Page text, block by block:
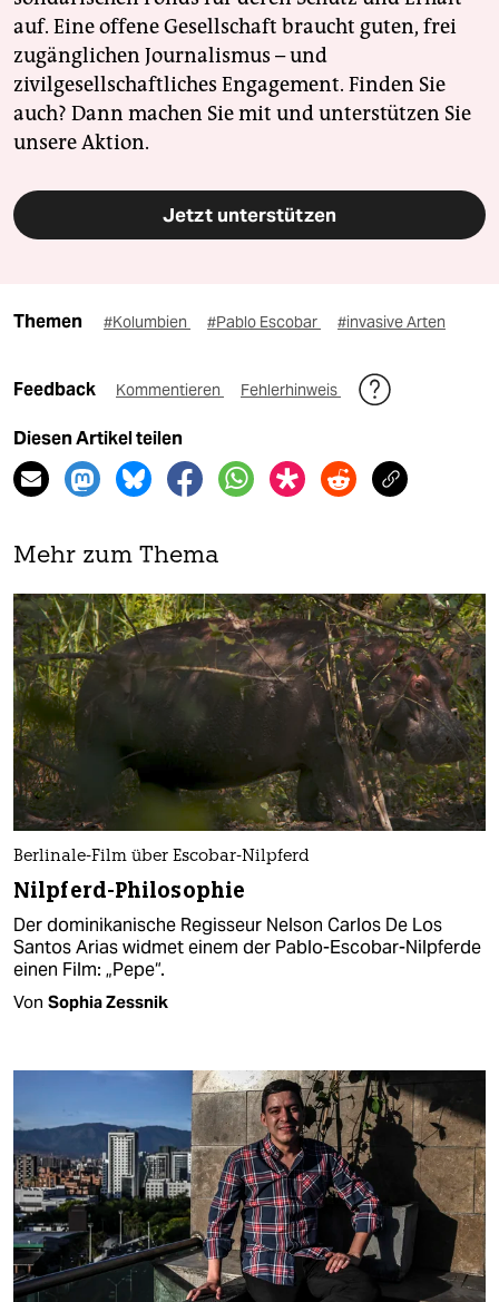
auf. Eine offene Gesellschaft braucht guten, frei
zugänglichen Journalismus – und
zivilgesellschaftliches Engagement. Finden Sie
auch? Dann machen Sie mit und unterstützen Sie
unsere Aktion.
Jetzt unterstützen
Themen #Kolumbien #Pablo Escobar #invasive Arten
Feedback Kommentieren Fehlerhinweis
Diesen Artikel teilen
Mehr zum Thema
Berlinale-Film über Escobar-Nilpferd
Nilpferd-Philosophie
Der dominikanische Regisseur Nelson Carlos De Los
Santos Arias widmet einem der Pablo-Escobar-Nilpferde
einen Film: „Pepe“.
Von Sophia Zessnik